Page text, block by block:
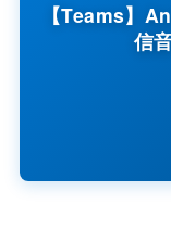
【Teams】
信